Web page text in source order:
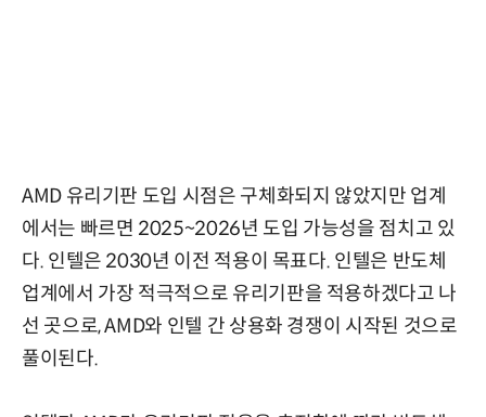
AMD 유리기판 도입 시점은 구체화되지 않았지만 업계
에서는 빠르면 2025~2026년 도입 가능성을 점치고 있
다. 인텔은 2030년 이전 적용이 목표다. 인텔은 반도체
업계에서 가장 적극적으로 유리기판을 적용하겠다고 나
선 곳으로, AMD와 인텔 간 상용화 경쟁이 시작된 것으로
풀이된다.